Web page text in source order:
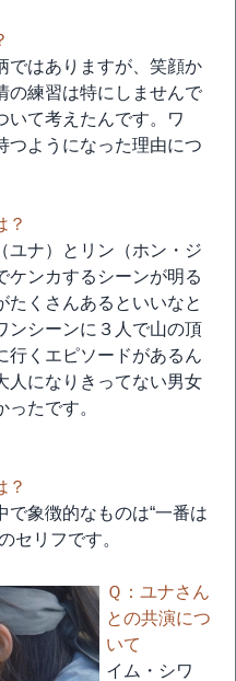
ではありますが、笑顔か
の練習は特にしませんで
いて考えたんです。ワ
つようになった理由につ
？
ユナ）とリン（ホン・ジ
ケンカするシーンが明る
たくさんあるといいなと
ンシーンに３人で山の頂
行くエピソードがあるん
人になりきってない男女
たです。
？
象徴的なものは“一番は
セリフです。
Ｑ：ユナさん
との共演につ
いて
イム・シワ